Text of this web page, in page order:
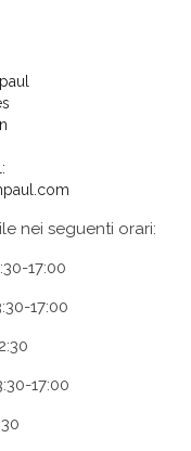
nei seguenti orari:
17:00
17:00
17:00